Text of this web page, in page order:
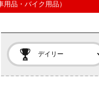
品・バイク用品）